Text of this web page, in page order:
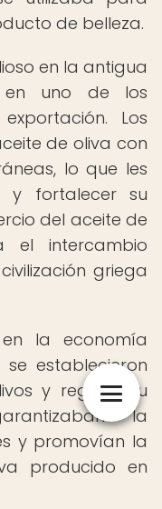
de belleza.
en la antigua
en uno de los
Los
de oliva con
lo que les
y fortalecer su
del aceite de
el intercambio
griega
la economía
establecieron
y regular su
la
y promovían la
producido en